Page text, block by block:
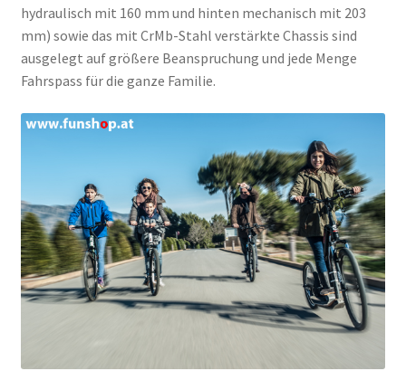
hydraulisch mit 160 mm und hinten mechanisch mit 203
mm) sowie das mit CrMb-Stahl verstärkte Chassis sind
ausgelegt auf größere Beanspruchung und jede Menge
Fahrspass für die ganze Familie.